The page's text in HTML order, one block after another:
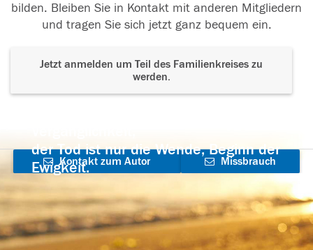
bilden. Bleiben Sie in Kontakt mit anderen Mitgliedern
und tragen Sie sich jetzt ganz bequem ein.
Jetzt anmelden um Teil des Familienkreises zu
werden.
der Tod ist nur die Wende, Beginn der
Ewigkeit.
Kontakt zum Autor
aufnehmen
Missbrauch